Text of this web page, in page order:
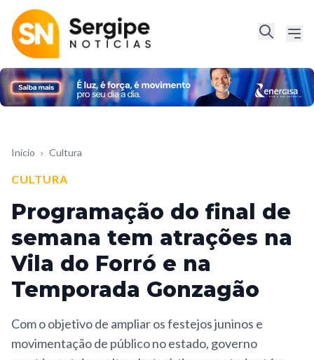
Início › Cultura
CULTURA
Programação do final de
semana tem atrações na
Vila do Forró e na
Temporada Gonzagão
Com o objetivo de ampliar os festejos juninos e
movimentação de público no estado, governo